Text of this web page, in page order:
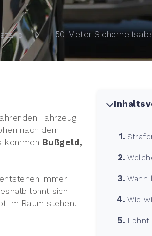
50 Meter
Fahrzeug
nach dem
kommen Bußgeld,
immer
lohnt sich
im Raum stehen.
Wann
Wie
Lohnt